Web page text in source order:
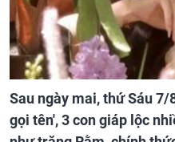
Sau ngày mai, thứ Sáu
gọi tên', 3 con giáp lộc